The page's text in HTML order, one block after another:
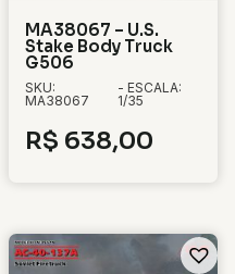
MA38067 – U.S.
Stake Body Truck
G506
SKU:
MA38067
- ESCALA:
1/35
R$ 638,00